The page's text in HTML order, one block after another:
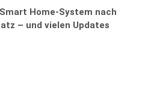
Home-System nach
– und vielen Updates